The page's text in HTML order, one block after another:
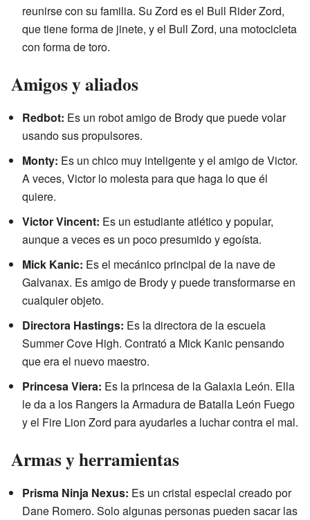
reunirse con su familia. Su Zord es el Bull Rider Zord,
que tiene forma de jinete, y el Bull Zord, una motocicleta
con forma de toro.
Amigos y aliados
Redbot: Es un robot amigo de Brody que puede volar
usando sus propulsores.
Monty: Es un chico muy inteligente y el amigo de Victor.
A veces, Victor lo molesta para que haga lo que él
quiere.
Victor Vincent: Es un estudiante atlético y popular,
aunque a veces es un poco presumido y egoísta.
Mick Kanic: Es el mecánico principal de la nave de
Galvanax. Es amigo de Brody y puede transformarse en
cualquier objeto.
Directora Hastings: Es la directora de la escuela
Summer Cove High. Contrató a Mick Kanic pensando
que era el nuevo maestro.
Princesa Viera: Es la princesa de la Galaxia León. Ella
le da a los Rangers la Armadura de Batalla León Fuego
y el Fire Lion Zord para ayudarles a luchar contra el mal.
Armas y herramientas
Prisma Ninja Nexus: Es un cristal especial creado por
Dane Romero. Solo algunas personas pueden sacar las